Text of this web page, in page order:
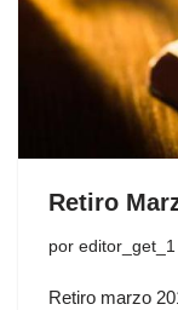
Retiro
por editor_get_1
Retiro marzo